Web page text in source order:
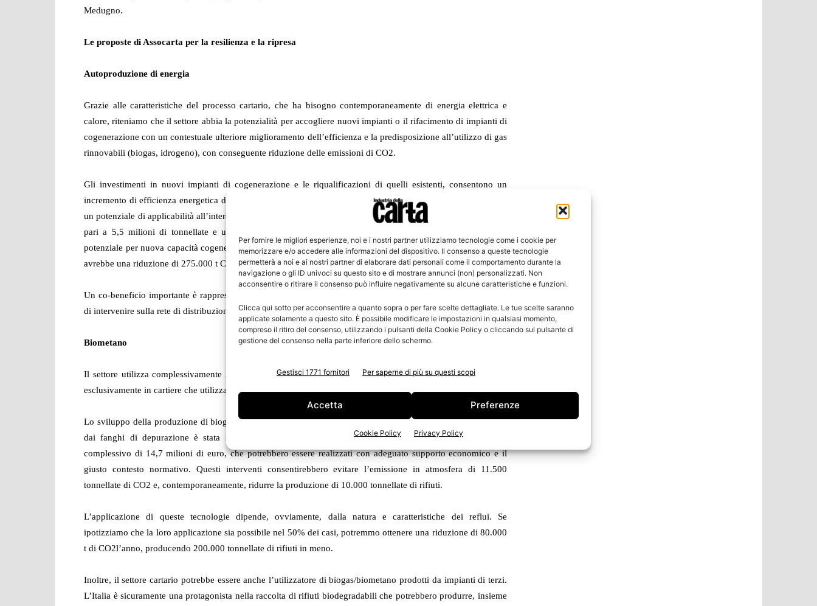
Per fornire le migliori esperienze, noi e i nostri partner utilizziamo tecnologie come i cookie per
memorizzare e/o accedere alle informazioni del dispositivo. Il consenso a queste tecnologie
permetterà a noi e ai nostri partner di elaborare dati personali come il comportamento durante la
navigazione o gli ID univoci su questo sito e di mostrare annunci (non) personalizzati. Non
acconsentire o ritirare il consenso può influire negativamente su alcune caratteristiche e funzioni.
Clicca qui sotto per acconsentire a quanto sopra o per fare scelte dettagliate. Le tue scelte saranno
applicate solamente a questo sito. È possibile modificare le impostazioni in qualsiasi momento,
compreso il ritiro del consenso, utilizzando i pulsanti della Cookie Policy o cliccando sul pulsante di
gestione del consenso nella parte inferiore dello schermo.
Gestisci 1771 fornitori Per saperne di più su questi scopi
Accetta Preferenze
Cookie Policy Privacy Policy
Medugno.
Le proposte di Assocarta per la resilienza e la ripresa
Autoproduzione di energia
Grazie alle caratteristiche del processo cartario, che ha bisogno contemporaneamente di energia elettrica e
calore, riteniamo che il settore abbia la potenzialità per accogliere nuovi impianti o il rifacimento di impianti di
cogenerazione con un contestuale ulteriore miglioramento dell’efficienza e la predisposizione all’utilizzo di gas
rinnovabili (biogas, idrogeno), con conseguente riduzione delle emissioni di CO2.
Gli investimenti in nuovi impianti di cogenerazione e le riqualificazioni di quelli esistenti, consentono un
incremento di efficienza energetica del 3%-5% e una pari riduzione delle emissioni di CO
un potenziale di applicabilità all’intero settore. Considerato che il settore ha emissioni dirette e indirette di CO
pari a 5,5 milioni di tonnellate e una capacità elettrica installata di oltre 600 MW a cui si aggiunge un
potenziale per nuova capacità cogenerativa per altri 200 MW, applicando queste tecnologie all’intero settore si
avrebbe una riduzione di 275.000 t CO2 l’anno e 180 t di NOx l’anno.
Un co-beneficio importante è rappresentato dalla possibilità di poter riutilizzare i siti esistenti, senza necessità
di intervenire sulla rete di distribuzione.
Biometano
Il settore utilizza complessivamente 2,5 miliardi di m3 di gas. Il riciclo in Italia e in Europa si svolge quasi
esclusivamente in cartiere che utilizzano questa fonte di energia.
Lo sviluppo della produzione di biogas per mezzo di tecnologie di digestione anaerobica delle acque reflue o
dai fanghi di depurazione è stata ipotizzata per 4 diversi progetti pilota, con un costo di investimento
complessivo di 14,7 milioni di euro, che potrebbero essere realizzati con adeguato supporto economico e il
giusto contesto normativo. Questi interventi consentirebbero evitare l’emissione in atmosfera di 11.500
tonnellate di CO2 e, contemporaneamente, ridurre la produzione di 10.000 tonnellate di rifiuti.
L’applicazione di queste tecnologie dipende, ovviamente, dalla natura e caratteristiche dei reflui. Se
ipotizziamo che la loro applicazione sia possibile nel 50% dei casi, potremmo ottenere una riduzione di 80.000
t di CO2l’anno, producendo 200.000 tonnellate di rifiuti in meno.
Inoltre, il settore cartario potrebbe essere anche l’utilizzatore di biogas/biometano prodotti da impianti di terzi.
L’Italia è sicuramente una protagonista nella raccolta di rifiuti biodegradabili che potrebbero produrre, insieme